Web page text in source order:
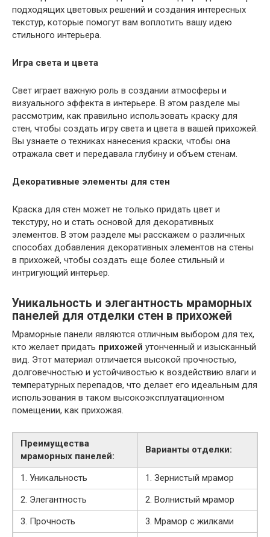
подходящих цветовых решений и создания интересных
текстур, которые помогут вам воплотить вашу идею
стильного интерьера.
Игра света и цвета
Свет играет важную роль в создании атмосферы и
визуального эффекта в интерьере. В этом разделе мы
рассмотрим, как правильно использовать краску для
стен, чтобы создать игру света и цвета в вашей прихожей.
Вы узнаете о техниках нанесения краски, чтобы она
отражала свет и передавала глубину и объем стенам.
Декоративные элементы для стен
Краска для стен может не только придать цвет и
текстуру, но и стать основой для декоративных
элементов. В этом разделе мы расскажем о различных
способах добавления декоративных элементов на стены
в прихожей, чтобы создать еще более стильный и
интригующий интерьер.
Уникальность и элегантность мраморных
панелей для отделки стен в прихожей
Мраморные панели являются отличным выбором для тех,
кто желает придать прихожей утонченный и изысканный
вид. Этот материал отличается высокой прочностью,
долговечностью и устойчивостью к воздействию влаги и
температурных перепадов, что делает его идеальным для
использования в таком высокоэксплуатационном
помещении, как прихожая.
Преимущества
мраморных панелей:
Варианты отделки:
1. Уникальность
1. Зернистый мрамор
2. Элегантность
2. Волнистый мрамор
3. Прочность
3. Мрамор с жилками